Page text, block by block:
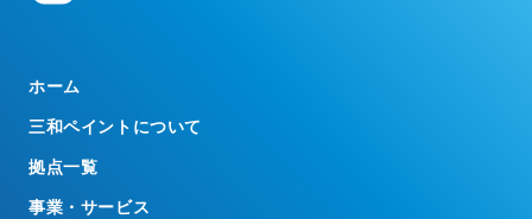
ホーム
三和ペイントについて
拠点一覧
事業・サービス